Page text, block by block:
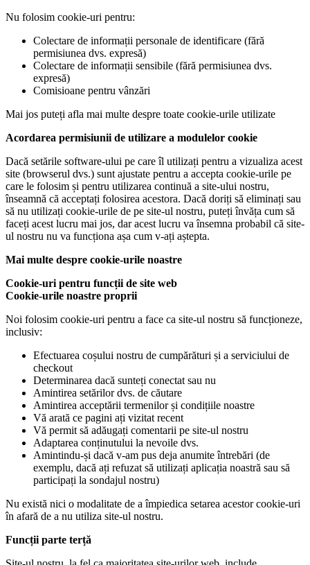
Nu folosim cookie-uri pentru:
Colectare de informații personale de identificare (fără
permisiunea dvs. expresă)
Colectare de informații sensibile (fără permisiunea dvs.
expresă)
Comisioane pentru vânzări
Mai jos puteți afla mai multe despre toate cookie-urile utilizate
Acordarea permisiunii de utilizare a modulelor cookie
Dacă setările software-ului pe care îl utilizați pentru a vizualiza acest
site (browserul dvs.) sunt ajustate pentru a accepta cookie-urile pe
care le folosim și pentru utilizarea continuă a site-ului nostru,
înseamnă că acceptați folosirea acestora. Dacă doriți să eliminați sau
să nu utilizați cookie-urile de pe site-ul nostru, puteți învăța cum să
faceți acest lucru mai jos, dar acest lucru va însemna probabil că site-
ul nostru nu va funcționa așa cum v-ați aștepta.
Mai multe despre cookie-urile noastre
Cookie-uri pentru funcții de site web
Cookie-urile noastre proprii
Noi folosim cookie-uri pentru a face ca site-ul nostru să funcționeze,
inclusiv:
Efectuarea coșului nostru de cumpărături și a serviciului de
checkout
Determinarea dacă sunteți conectat sau nu
Amintirea setărilor dvs. de căutare
Amintirea acceptării termenilor și condițiile noastre
Vă arată ce pagini ați vizitat recent
Vă permit să adăugați comentarii pe site-ul nostru
Adaptarea conținutului la nevoile dvs.
Amintindu-și dacă v-am pus deja anumite întrebări (de
exemplu, dacă ați refuzat să utilizați aplicația noastră sau să
participați la sondajul nostru)
Nu există nici o modalitate de a împiedica setarea acestor cookie-uri
în afară de a nu utiliza site-ul nostru.
Funcții parte terță